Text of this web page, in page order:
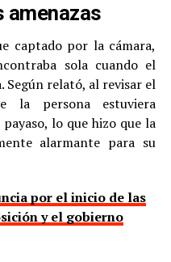
amenazas
captado por la cámara,
sola cuando el
relató, al revisar el
la persona estuviera
lo que hizo que la
alarmante para su
por el inicio de las
y el gobierno